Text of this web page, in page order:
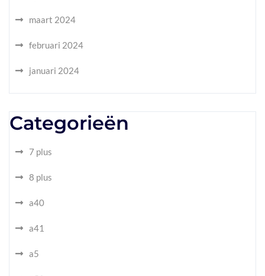
maart 2024
februari 2024
januari 2024
Categorieën
7 plus
8 plus
a40
a41
a5